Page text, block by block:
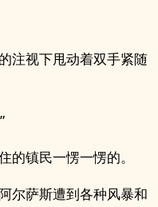
注视下甩动着双手紧随
的镇民一愣一愣的。
尔萨斯遭到各种风暴和